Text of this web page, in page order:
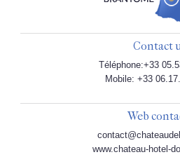
Contact
Téléphone:+33
Mobile: +33
Web
www.chateau-hotel-